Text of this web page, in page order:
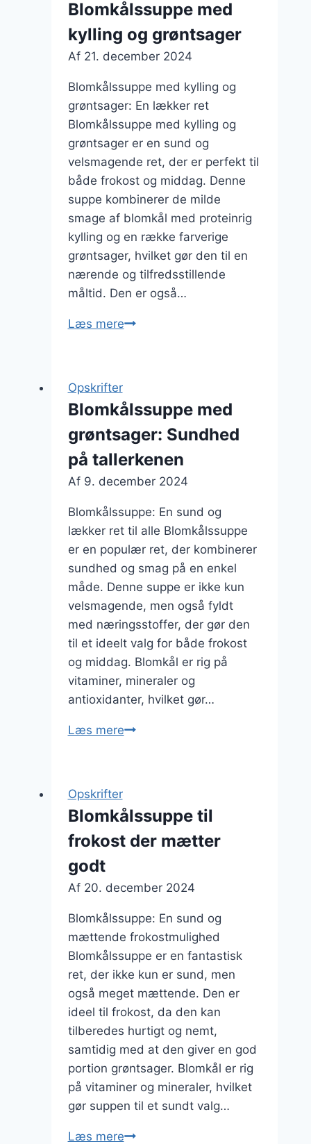
for
smagfuld
ret
Blomkålssuppe med
kylling og grøntsager
Af 21. december 2024
Blomkålssuppe med kylling og
grøntsager: En lækker ret
Blomkålssuppe med kylling og
grøntsager er en sund og
velsmagende ret, der er perfekt til
både frokost og middag. Denne
suppe kombinerer de milde
smage af blomkål med proteinrig
kylling og en række farverige
grøntsager, hvilket gør den til en
nærende og tilfredsstillende
måltid. Den er også…
Læs mereBlomkålssuppe
Opskrifter
Blomkålssuppe med
grøntsager: Sundhed
på tallerkenen
Af 9. december 2024
Blomkålssuppe: En sund og
lækker ret til alle Blomkålssuppe
er en populær ret, der kombinerer
sundhed og smag på en enkel
måde. Denne suppe er ikke kun
velsmagende, men også fyldt
med næringsstoffer, der gør den
til et ideelt valg for både frokost
og middag. Blomkål er rig på
vitaminer, mineraler og
antioxidanter, hvilket gør…
Læs mereBlomkålssuppe
tallerkenen
Opskrifter
Blomkålssuppe til
frokost der mætter
godt
Af 20. december 2024
Blomkålssuppe: En sund og
mættende frokostmulighed
Blomkålssuppe er en fantastisk
ret, der ikke kun er sund, men
også meget mættende. Den er
ideel til frokost, da den kan
tilberedes hurtigt og nemt,
samtidig med at den giver en god
portion grøntsager. Blomkål er rig
på vitaminer og mineraler, hvilket
gør suppen til et sundt valg…
Læs mereBlomkålssuppe